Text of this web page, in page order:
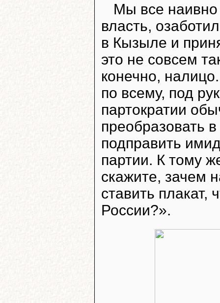
Мы все
власть,
в Кызыле и
это не совсем
конечно,
по всему, под
партократии
преобразовать
подправить
партии. К тому
скажите, зачем
ставить плакат,
России?».